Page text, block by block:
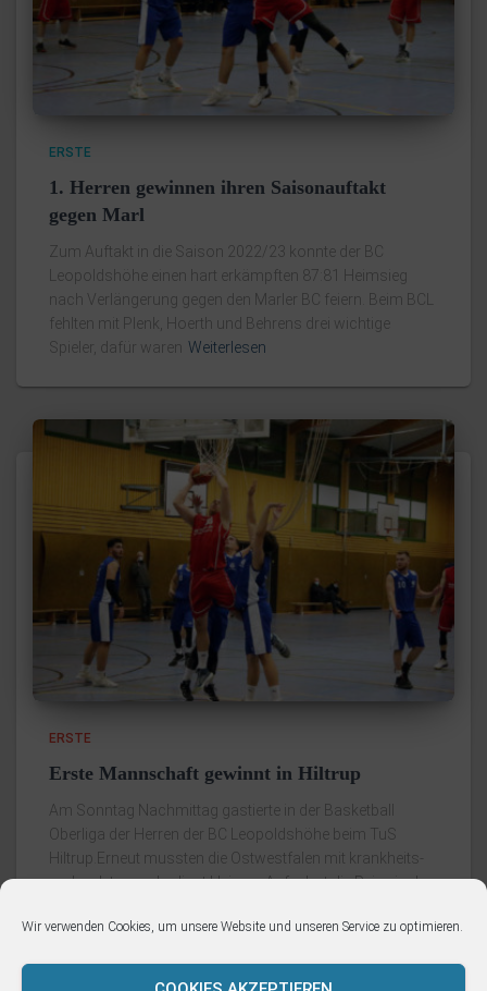
Wir verwenden Cookies, um unsere Website und unseren Service zu optimieren.
ERSTE
1. Herren gewinnen ihren Saisonauftakt
gegen Marl
Zum Auftakt in die Saison 2022/23 konnte der BC
Leopoldshöhe einen hart erkämpften 87:81 Heimsieg
nach Verlängerung gegen den Marler BC feiern. Beim BCL
fehlten mit Plenk, Hoerth und Behrens drei wichtige
Spieler, dafür waren Weiterlesen
ERSTE
Erste Mannschaft gewinnt in Hiltrup
Am Sonntag Nachmittag gastierte in der Basketball
Oberliga der Herren der BC Leopoldshöhe beim TuS
Hiltrup.Erneut mussten die Ostwestfalen mit krankheits-
und verletzungsbedingt kleinem Aufgebot die Reise in das
besseren Weiterlesen